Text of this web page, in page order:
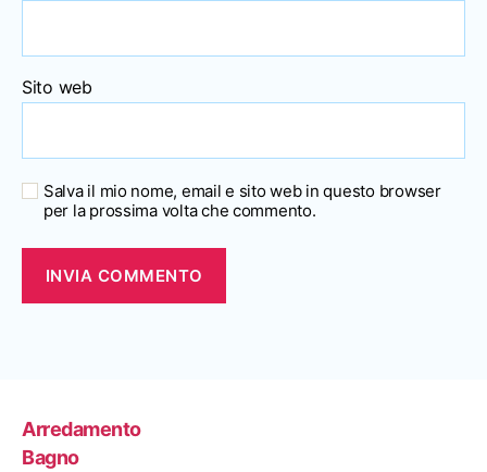
Sito web
Salva il mio nome, email e sito web in questo browser
per la prossima volta che commento.
Arredamento
Bagno